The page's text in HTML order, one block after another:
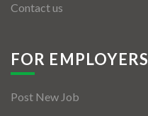
Contact us
FOR EMPLOYERS
Post New Job